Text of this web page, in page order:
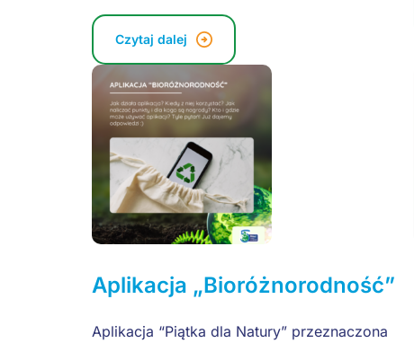
Czytaj dalej
Aplikacja „Bioróżnorodność”
Aplikacja “Piątka dla Natury” przeznaczona